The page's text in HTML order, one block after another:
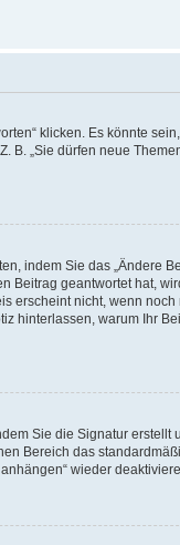
klicken. Es könnte
„Sie dürfen neue
indem Sie das „Ändere
Beitrag geantwortet hat,
erscheint nicht, wenn
hinterlassen, warum Ihr
Sie die Signatur erstellt
Bereich das
wieder